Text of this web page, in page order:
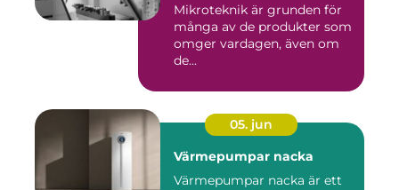
Mikroteknik är grunden för
många av de produkter som
omger vardagen, även om
de...
05. jun
Värmepumpar nacka
Värmepumpar nacka är ett